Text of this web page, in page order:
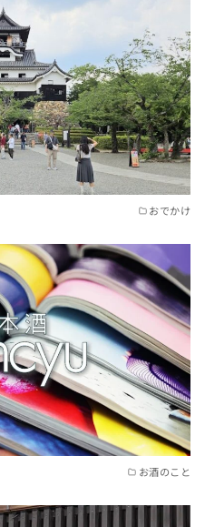
おでかけ
お酒のこと